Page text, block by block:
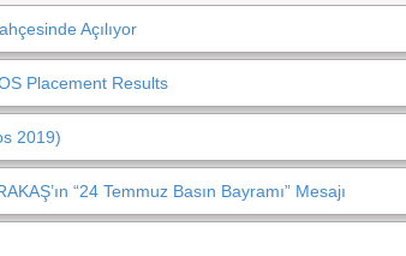
Açılıyor
Placement Results
2019)
“24 Temmuz Basın Bayramı” Mesajı